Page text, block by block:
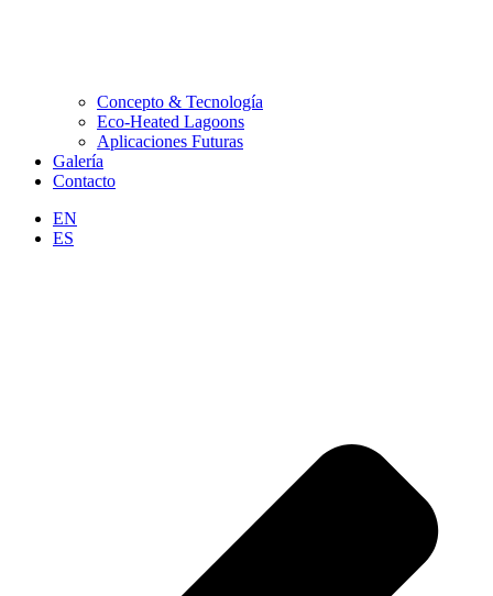
Concepto & Tecnología
Eco-Heated Lagoons
Aplicaciones Futuras
Galería
Contacto
EN
ES